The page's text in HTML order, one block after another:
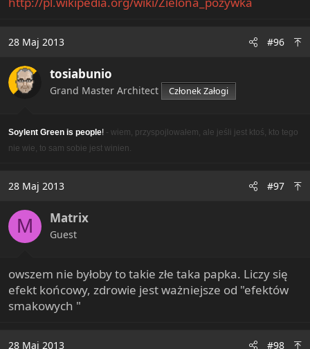
28 Maj 2013 #96
tosiabunio
Grand Master Architect Członek Załogi
Soylent Green is people! - wiem, przyspojlowałem, ale jeśli jest ktoś, kto tego
nie wie, to sam sobie jest winien.
28 Maj 2013 #97
M Matrix
Guest
owszem nie byłoby to takie złe taka papka. Liczy się
efekt końcowy, zdrowie jest ważniejsze od "efektów
smakowych "
28 Maj 2013 #98